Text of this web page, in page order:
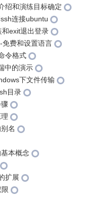
绍和演练目标确定
连接ubuntu
exit退出登录
免费和设置语言
令格式
中的演示
下文件传输
目录
名
本概念
扩展